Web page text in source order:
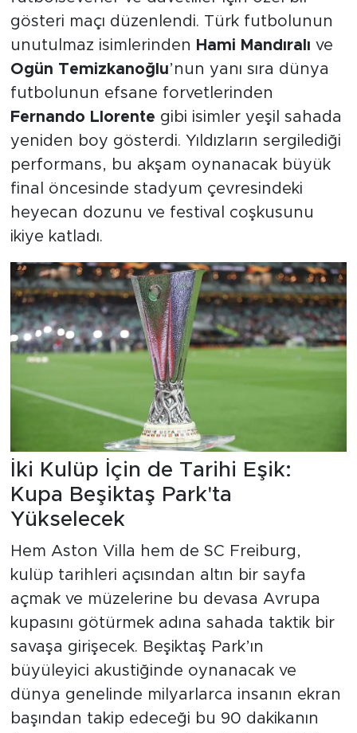
gösteri maçı düzenlendi. Türk futbolunun
unutulmaz isimlerinden Hami Mandıralı ve
Ogün Temizkanoğlu’nun yanı sıra dünya
futbolunun efsane forvetlerinden
Fernando Llorente gibi isimler yeşil sahada
yeniden boy gösterdi. Yıldızların sergilediği
performans, bu akşam oynanacak büyük
final öncesinde stadyum çevresindeki
heyecan dozunu ve festival coşkusunu
ikiye katladı.
İki Kulüp İçin de Tarihi Eşik:
Kupa Beşiktaş Park'ta
Yükselecek
Hem Aston Villa hem de SC Freiburg,
kulüp tarihleri açısından altın bir sayfa
açmak ve müzelerine bu devasa Avrupa
kupasını götürmek adına sahada taktik bir
savaşa girişecek. Beşiktaş Park’ın
büyüleyici akustiğinde oynanacak ve
dünya genelinde milyarlarca insanın ekran
başından takip edeceği bu 90 dakikanın